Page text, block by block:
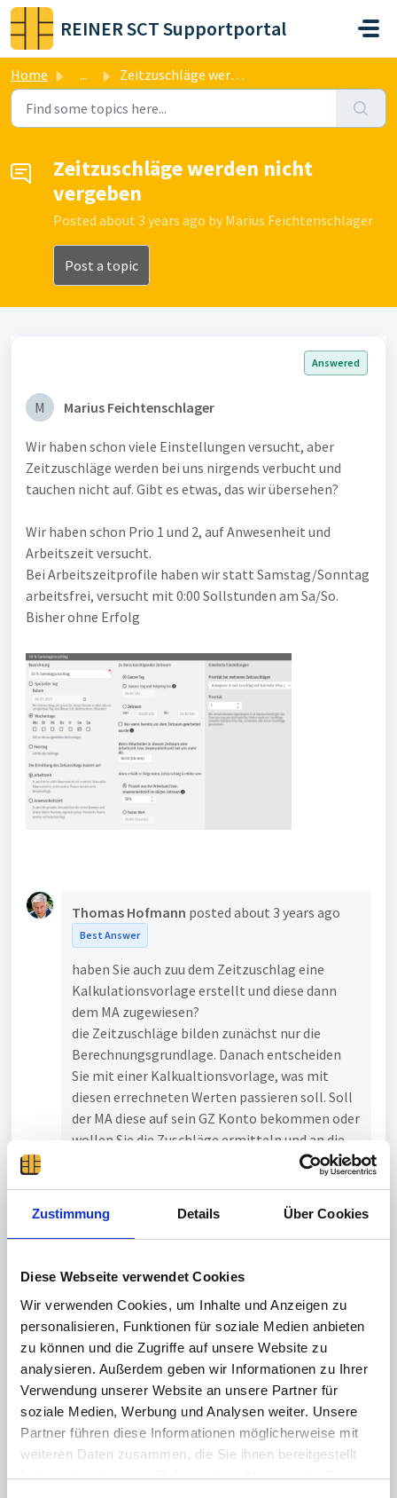
Zustimmung Details Über Cookies
Diese Webseite verwendet Cookies
Wir verwenden Cookies, um Inhalte und Anzeigen zu
personalisieren, Funktionen für soziale Medien anbieten
zu können und die Zugriffe auf unsere Website zu
analysieren. Außerdem geben wir Informationen zu Ihrer
Verwendung unserer Website an unsere Partner für
soziale Medien, Werbung und Analysen weiter. Unsere
Partner führen diese Informationen möglicherweise mit
weiteren Daten zusammen, die Sie ihnen bereitgestellt
haben oder die sie im Rahmen Ihrer Nutzung der Dienste
Skip to main content
REINER SCT Supportportal
Home ... Zeitzuschläge werden nicht vergeben
Zeitzuschläge werden nicht
vergeben
Posted about 3 years ago by Marius Feichtenschlager
Post a topic
Answered
M Marius Feichtenschlager
Wir haben schon viele Einstellungen versucht, aber
Zeitzuschläge werden bei uns nirgends verbucht und
tauchen nicht auf. Gibt es etwas, das wir übersehen?
Wir haben schon Prio 1 und 2, auf Anwesenheit und
Arbeitszeit versucht.
Bei Arbeitszeitprofile haben wir statt Samstag/Sonntag
arbeitsfrei, versucht mit 0:00 Sollstunden am Sa/So.
Bisher ohne Erfolg
Thomas Hofmann posted about 3 years ago
Best Answer
haben Sie auch zuu dem Zeitzuschlag eine
Kalkulationsvorlage erstellt und diese dann
dem MA zugewiesen?
die Zeitzuschläge bilden zunächst nur die
Berechnungsgrundlage. Danach entscheiden
Sie mit einer Kalkualtionsvorlage, was mit
diesen errechneten Werten passieren soll. Soll
der MA diese auf sein GZ Konto bekommen oder
wollen Sie die Zuschläge ermitteln und an die
5 Comments
Sorted by
a attractedbluet posted3 months ago
Sie müssen also eine Kalkulationsvorlage
erstellen, um den Zuschlag zu berechnen, und
anschließend entscheiden, ob ein Übertrag auf
das GZ-Konto erfolgen soll. Falls kein Übertrag
(Gutschrift) auf das GZ-Konto erfolgen soll –
wie Sie sagen –, könnten Sie versuchen, das
Kalkulationskonto in einem Report